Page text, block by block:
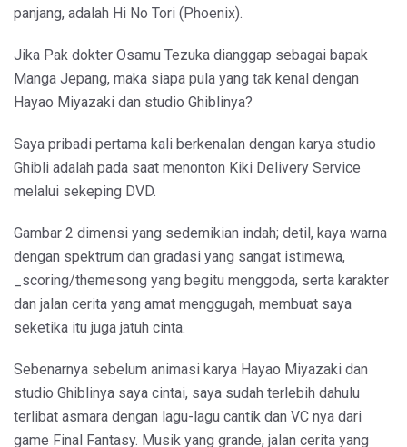
panjang, adalah Hi No Tori (Phoenix).
Jika Pak dokter Osamu Tezuka dianggap sebagai bapak
Manga Jepang, maka siapa pula yang tak kenal dengan
Hayao Miyazaki dan studio Ghiblinya?
Saya pribadi pertama kali berkenalan dengan karya studio
Ghibli adalah pada saat menonton Kiki Delivery Service
melalui sekeping DVD.
Gambar 2 dimensi yang sedemikian indah; detil, kaya warna
dengan spektrum dan gradasi yang sangat istimewa,
_scoring/themesong yang begitu menggoda, serta karakter
dan jalan cerita yang amat menggugah, membuat saya
seketika itu juga jatuh cinta.
Sebenarnya sebelum animasi karya Hayao Miyazaki dan
studio Ghiblinya saya cintai, saya sudah terlebih dahulu
terlibat asmara dengan lagu-lagu cantik dan VC nya dari
game Final Fantasy. Musik yang grande, jalan cerita yang